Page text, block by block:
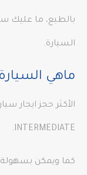
بالطبع، ما عليك
السيارة.
ماهي
الأكثر حجز ايجار
INTERMEDIATE.
كما ويمكن بسهولة